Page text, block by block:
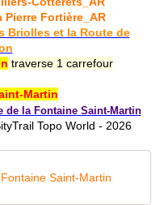
Pierre Fortière_AR
Briolles et la Route de
traverse 1 carrefour
Martin
de la Fontaine Saint-Martin
Topo World - 2026
Saint-Martin